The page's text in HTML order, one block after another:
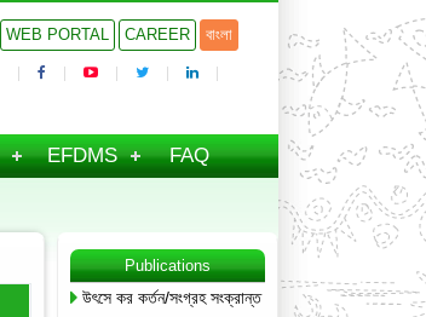
WEB PORTAL CAREER বাংলা
EFDMS FAQ
Publications
উৎসে কর কর্তন/সংগ্রহ সংক্রান্ত